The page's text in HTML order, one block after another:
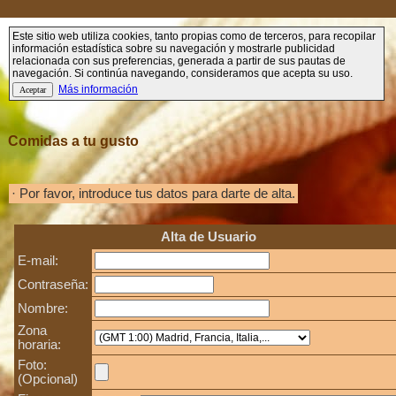
Este sitio web utiliza cookies, tanto propias como de terceros, para recopilar
información estadística sobre su navegación y mostrarle publicidad
relacionada con sus preferencias, generada a partir de sus pautas de
navegación. Si continúa navegando, consideramos que acepta su uso.
Más información
Comidas a tu gusto
· Por favor, introduce tus datos para darte de alta.
Alta de Usuario
E-mail:
Contraseña:
Nombre:
Zona
horaria:
Foto:
(Opcional)